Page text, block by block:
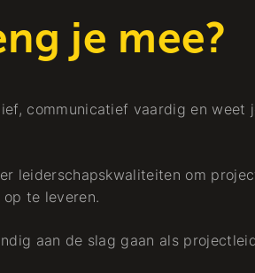
je mee?
communicatief vaardig en weet
leiderschapskwaliteiten om
te leveren.
aan de slag gaan als